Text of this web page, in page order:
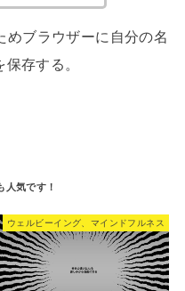
めブラウザーに自分の名
存する。
ウェルビーイング、マインドフルネス